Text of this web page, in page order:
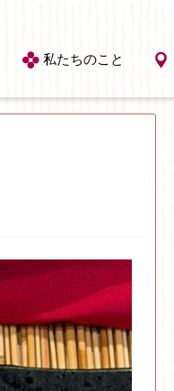
私たちのこと